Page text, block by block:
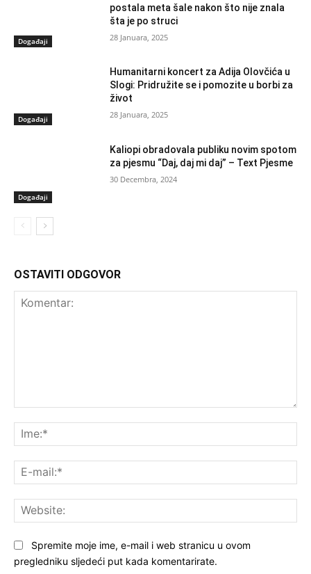
Događaji
postala meta šale nakon što nije znala
šta je po struci
28 Januara, 2025
Događaji
Humanitarni koncert za Adija Olovčića u
Slogi: Pridružite se i pomozite u borbi za
život
28 Januara, 2025
Događaji
Kaliopi obradovala publiku novim spotom
za pjesmu “Daj, daj mi daj” – Text Pjesme
30 Decembra, 2024
OSTAVITI ODGOVOR
Spremite moje ime, e-mail i web stranicu u ovom
pregledniku sljedeći put kada komentarirate.